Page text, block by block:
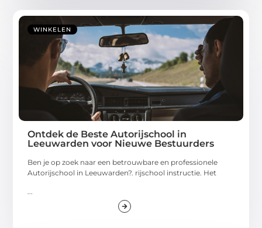
WINKELEN
Ontdek de Beste Autorijschool in
Leeuwarden voor Nieuwe Bestuurders
Ben je op zoek naar een betrouwbare en professionele
Autorijschool in Leeuwarden?. rijschool instructie. Het
...